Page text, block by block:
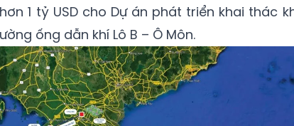
1 tỷ USD cho Dự án phát triển khai thác
ống dẫn khí Lô B – Ô Môn.